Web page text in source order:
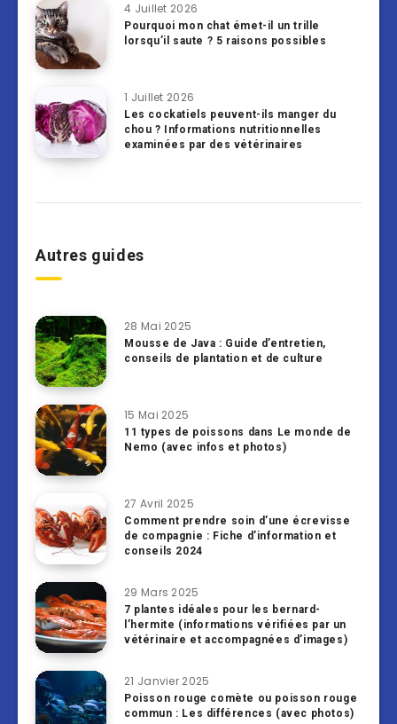
4 Juillet 2026
Pourquoi mon chat émet-il un trille
lorsqu’il saute ? 5 raisons possibles
1 Juillet 2026
Les cockatiels peuvent-ils manger du
chou ? Informations nutritionnelles
examinées par des vétérinaires
Autres guides
28 Mai 2025
Mousse de Java : Guide d’entretien,
conseils de plantation et de culture
15 Mai 2025
11 types de poissons dans Le monde de
Nemo (avec infos et photos)
27 Avril 2025
Comment prendre soin d’une écrevisse
de compagnie : Fiche d’information et
conseils 2024
29 Mars 2025
7 plantes idéales pour les bernard-
l’hermite (informations vérifiées par un
vétérinaire et accompagnées d’images)
21 Janvier 2025
Poisson rouge comète ou poisson rouge
commun : Les différences (avec photos)